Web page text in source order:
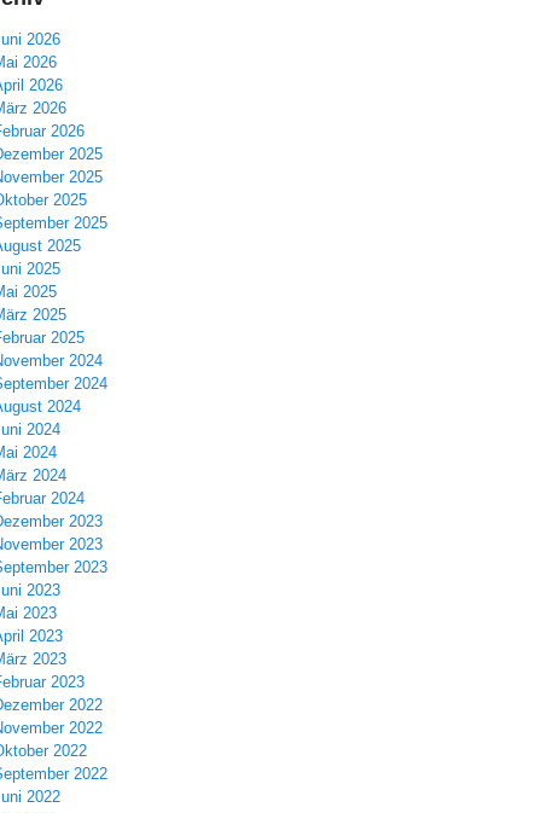
2026
2026
2026
2026
2026
2025
2025
2025
2025
2025
2025
2025
2025
2025
2024
2024
2024
2024
2024
2024
2024
2023
2023
2023
2023
2023
2023
2023
2023
2022
2022
2022
2022
2022